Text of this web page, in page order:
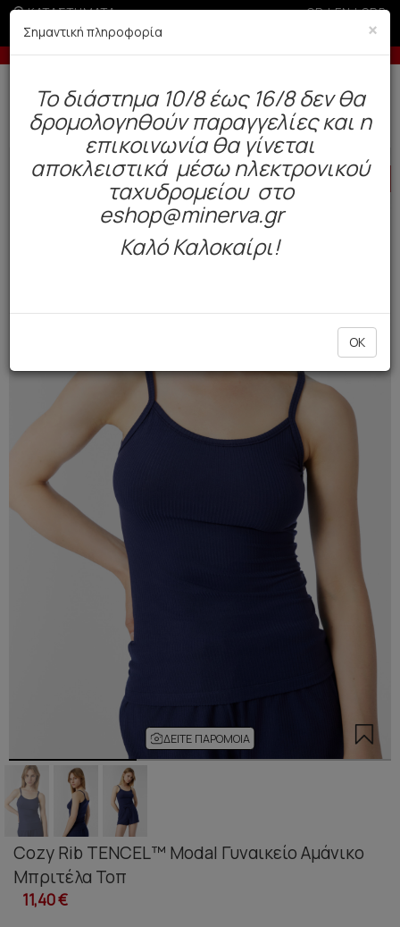
ΚΑΤΑΣΤΗΜΑΤΑ GR|EN|SRB
άνω των 200€ σε περίοδο εκπτώσεων -10% σε
Δωρεάν αποστολή άνω των 49€. Παράδοση σε 3-5 εργάσιμες.
Γυναίκα Εσώρουχα Everyday Φανελάκια
HOT
ΔΕΊΤΕ ΠΑΡΌΜΟΙΑ
Cozy Rib TENCEL™ Modal Γυναικείο Αμάνικο
Μπριτέλα Τοπ
11,40 €
×
Σημαντική πληροφορία
To διάστημα 10/8 έως 16/8 δεν θα
δρομολογηθούν παραγγελίες και η
επικοινωνία θα γίνεται
αποκλειστικά μέσω ηλεκτρονικού
ταχυδρομείου στο
eshop@minerva.gr
Καλό Καλοκαίρι!
OK